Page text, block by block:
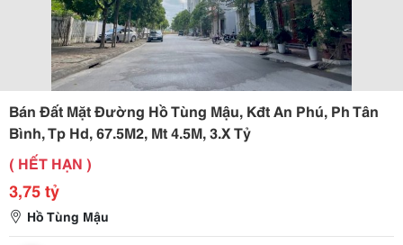
Bán Đất Mặt Đường Hồ Tùng Mậu, Kđt An Phú, Ph Tân
Bình, Tp Hd, 67.5M2, Mt 4.5M, 3.X Tỷ
( HẾT HẠN )
3,75 tỷ
Hồ Tùng Mậu